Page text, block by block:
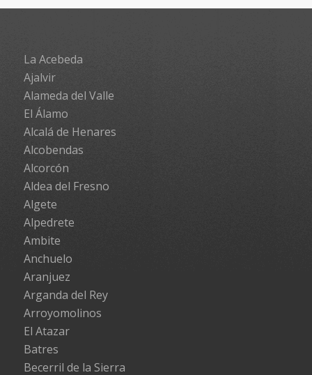
La Acebeda
Ajalvir
Alameda del Valle
El Álamo
Alcalá de Henares
Alcobendas
Alcorcón
Aldea del Fresno
Algete
Alpedrete
Ambite
Anchuelo
Aranjuez
Arganda del Rey
Arroyomolinos
El Atazar
Batres
Becerril de la Sierra